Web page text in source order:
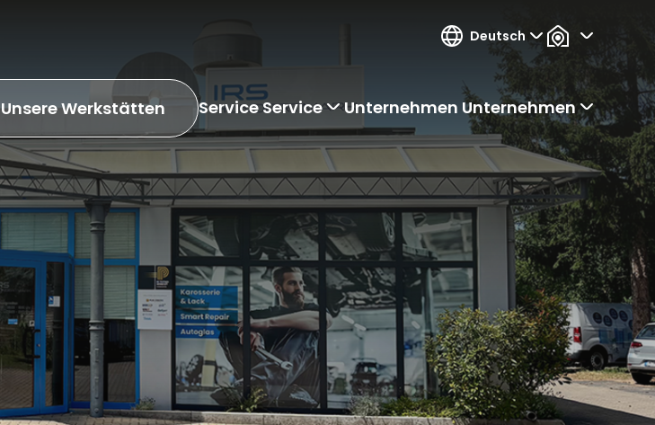
Deutsch
Unsere Werkstätten ServiceService Unternehmen Unternehmen